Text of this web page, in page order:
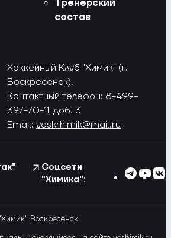
Тренерский
состав
Хоккейный Клуб "Химик" (г.
Воскресенск).
Контактный телефон: 8-499-
397-70-11, доб. 3
Email: voskrhimik@mail.ru
Соцсети
"Химика":
Воскресенск